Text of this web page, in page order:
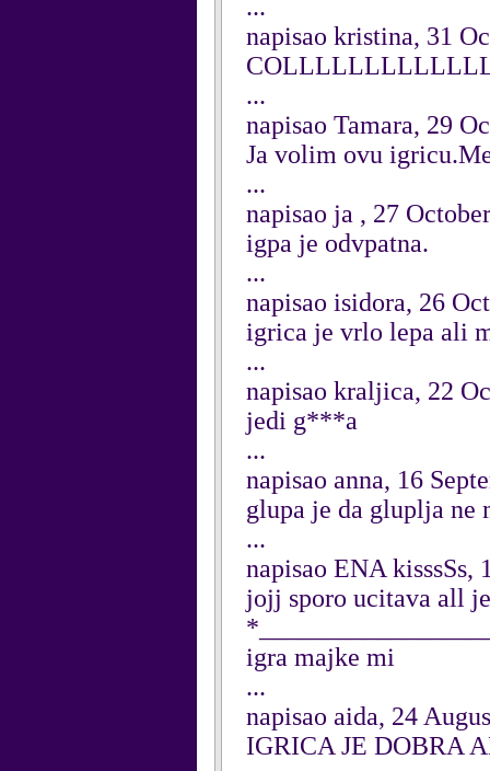
...
napisao kristina, 31
...
napisao Tamara, 29
Ja volim ovu
...
napisao ja , 27
igpa je odvpatna.
...
napisao isidora, 26
igrica je vrlo lepa ali
...
napisao kraljica, 22
jedi g***a
...
napisao anna, 16
glupa je da gluplja ne
...
napisao ENA kisssSs,
jojj sporo ucitava all
igra majke mi
...
napisao aida, 24
IGRICA JE DOBRA